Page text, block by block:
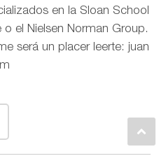
en la Sloan School
o el Nielsen Norman Group.
será un placer leerte: juan